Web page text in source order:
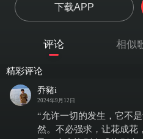
赖着不
谢谢你让我
这样的问
关心是奢
也许时
下载APP
评论 相似
精彩评论
乔豬i
2024年9月12日
“允许一切的发生，它不
然。不必强求，让花成花